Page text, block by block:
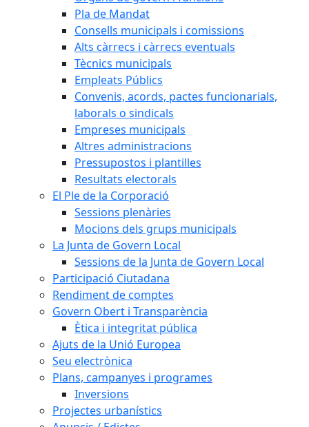
Pla de Mandat
Consells municipals i comissions
Alts càrrecs i càrrecs eventuals
Tècnics municipals
Empleats Públics
Convenis, acords, pactes funcionarials,
laborals o sindicals
Empreses municipals
Altres administracions
Pressupostos i plantilles
Resultats electorals
El Ple de la Corporació
Sessions plenàries
Mocions dels grups municipals
La Junta de Govern Local
Sessions de la Junta de Govern Local
Participació Ciutadana
Rendiment de comptes
Govern Obert i Transparència
Ètica i integritat pública
Ajuts de la Unió Europea
Seu electrònica
Plans, campanyes i programes
Inversions
Projectes urbanístics